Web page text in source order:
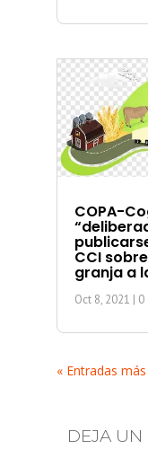
COPA-
CCI
granja a
Oct 8, 2021 |
« Entradas
DEJA UN